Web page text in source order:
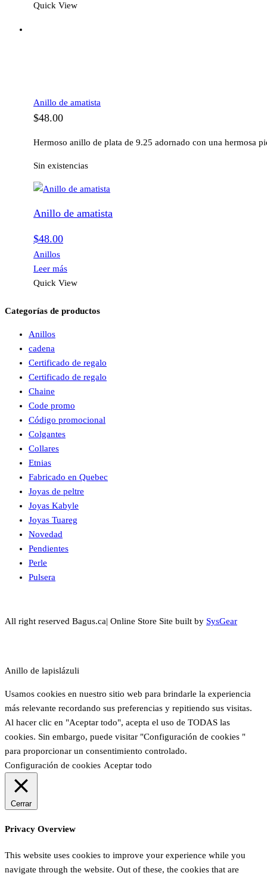
Quick View
Anillo de amatista
$48.00
Hermoso anillo de plata de 9.25 adornado con una hermosa
Sin existencias
Anillo de amatista
$48.00
Anillos
Leer más
Quick View
Categorías de productos
Anillos
cadena
Certificado de regalo
Certificado de regalo
Chaine
Code promo
Código promocional
Colgantes
Collares
Etnias
Fabricado en Quebec
Joyas de peltre
Joyas Kabyle
Joyas Tuareg
Novedad
Pendientes
Perle
Pulsera
All right reserved Bagus.ca| Online Store Site built by SysGear
Anillo de lapislázuli
Usamos cookies en nuestro sitio web para brindarle la experiencia
más relevante recordando sus preferencias y repitiendo sus visitas.
Al hacer clic en "Aceptar todo", acepta el uso de TODAS las
cookies. Sin embargo, puede visitar "Configuración de cookies "
para proporcionar un consentimiento controlado.
Configuración de cookies Aceptar todo
Cerrar
Privacy Overview
This website uses cookies to improve your experience while you
navigate through the website. Out of these, the cookies that are